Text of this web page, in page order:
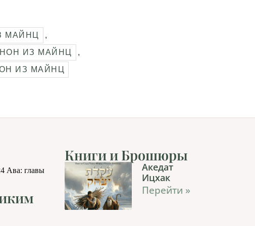
МАЙНЦ
,
ИЗ МАЙНЦ
,
ИЗ МАЙНЦ
Ава: главы
Книги и Брошюры
Акедат
Ицхак
Перейти »